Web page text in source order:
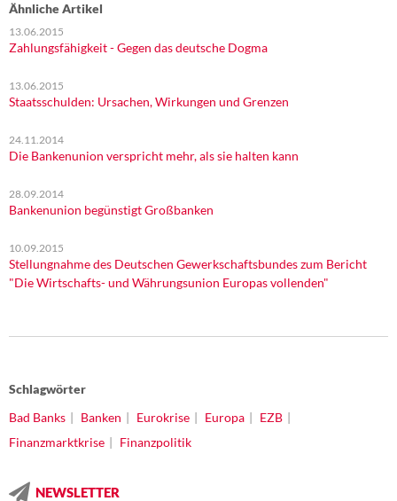
Ähnliche Artikel
13.06.2015
Zahlungsfähigkeit - Gegen das deutsche Dogma
13.06.2015
Staatsschulden: Ursachen, Wirkungen und Grenzen
24.11.2014
Die Bankenunion verspricht mehr, als sie halten kann
28.09.2014
Bankenunion begünstigt Großbanken
10.09.2015
Stellungnahme des Deutschen Gewerkschaftsbundes zum Bericht
"Die Wirtschafts- und Währungsunion Europas vollenden"
Schlagwörter
Bad Banks
Banken Eurokrise Europa
EZB
Finanzmarktkrise
Finanzpolitik
NEWSLETTER